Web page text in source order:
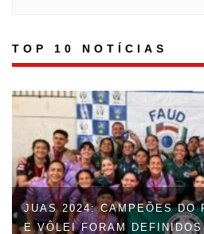
TOP 10 NOTÍCIAS
JUAS 2024: CAMPEÕES DO
E VÔLEI FORAM